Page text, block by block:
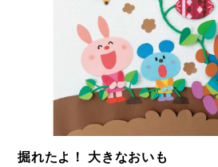
掘れたよ！ 大きなおいも